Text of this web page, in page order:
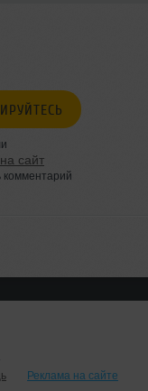
сайт
комментарий
Реклама на сайте